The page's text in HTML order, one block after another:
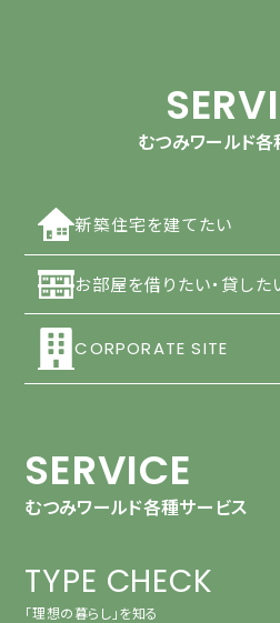
むつみワールド
新築住宅を建てたい
お部屋を借りたい・貸した
CORPORATE SITE
SERVICE
むつみワールド各種サービス
TYPE CHECK
「理想の暮らし」を知る